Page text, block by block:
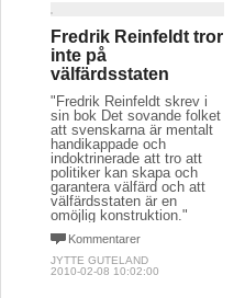
Fredrik Reinfeldt tror
inte på
välfärdsstaten
"Fredrik Reinfeldt skrev i
sin bok Det sovande folket
att svenskarna är mentalt
handikappade och
indoktrinerade att tro att
politiker kan skapa och
garantera välfärd och att
välfärdsstaten är en
omöjlig konstruktion."
Kommentarer
JYTTE GUTELAND
2010-02-08 10:02:00